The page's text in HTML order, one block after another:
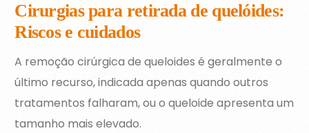
Cirurgias para retirada de quelóides:
Riscos e cuidados
A remoção cirúrgica de queloides é geralmente o
último recurso, indicada apenas quando outros
tratamentos falharam, ou o queloide apresenta um
tamanho mais elevado.